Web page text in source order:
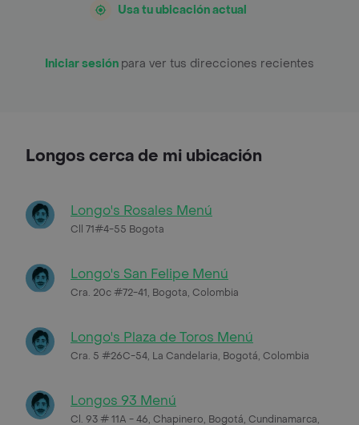
Usa tu ubicación actual
Iniciar sesión para ver tus direcciones recientes
Longos cerca de mi ubicación
Longo's Rosales Menú
Cll 71#4-55 Bogota
Longo's San Felipe Menú
Cra. 20c #72-41, Bogota, Colombia
Longo's Plaza de Toros Menú
Cra. 5 #26C-54, La Candelaria, Bogotá, Colombia
Longos 93 Menú
Cl. 93 # 11A - 46, Chapinero, Bogotá, Cundinamarca,